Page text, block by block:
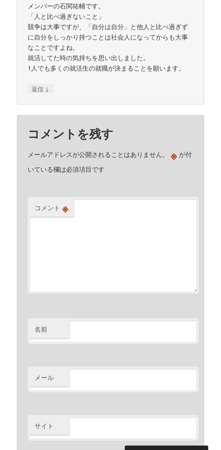
メンバーの石関祐輔です。
「人と比べ過ぎないこと」
競争は大事ですが、「自分は自分」と他人と比べ過ぎず
に自分をしっかり持つことは社会人になってからも大事
なことですよね。
就活してた時の気持ちを思い出しました。
1人でも多くの就活生の就職が決まることを願います。
返信 ↓
コメントを残す
メールアドレスが公開されることはありません。 ※ が付
いている欄は必須項目です
コメント ※
名前
メール
サイト